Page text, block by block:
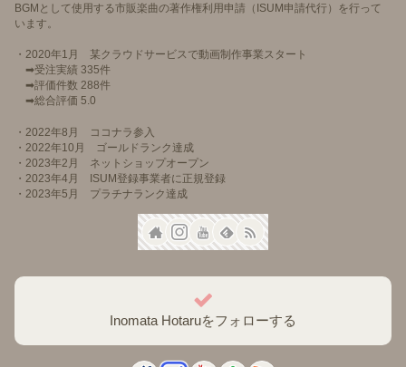
BGMとして使用する市販楽曲の著作権利用申請（ISUM申請代行）を行って
います。
・2020年1月 某クラウドサービスで動画制作事業スタート
➡受注実績 335件
➡評価件数 288件
➡総合評価 5.0
・2022年8月 ココナラ参入
・2022年10月 ゴールドランク達成
・2023年2月 ネットショップオープン
・2023年4月 ISUM登録事業者に正規登録
・2023年5月 プラチナランク達成
Inomata Hotaruをフォローする